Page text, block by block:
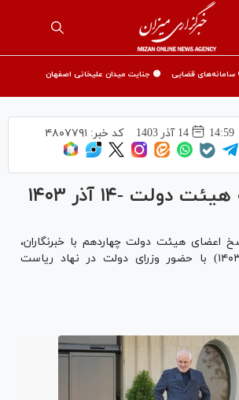
سامانه‌های قضایی 🟡 جنایت میدان علیخانی اصفهان
14:59 14 آذر 1403 کد خبر: ۴۸۰۷۷۹۱
-۱۴ آذر ۱۴۰۳
هیئت دولت چهاردهم با خبرنگاران،
چهارشنبه (۱۴ آذر ۱۴۰۳) با حضور وزرای دولت در نهاد ریاست